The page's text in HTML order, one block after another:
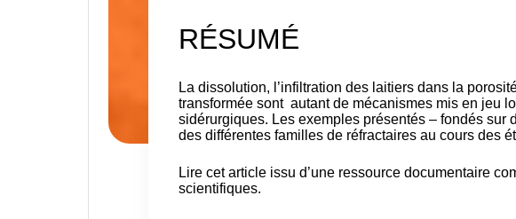
RÉSUMÉ
La dissolution, l’infiltration des laitiers dans la
transformée sont autant de mécanismes mis en jeu
sidérurgiques. Les exemples présentés – fondés
des différentes familles de réfractaires au cours des
Lire cet article issu d’une ressource documentaire
scientifiques.